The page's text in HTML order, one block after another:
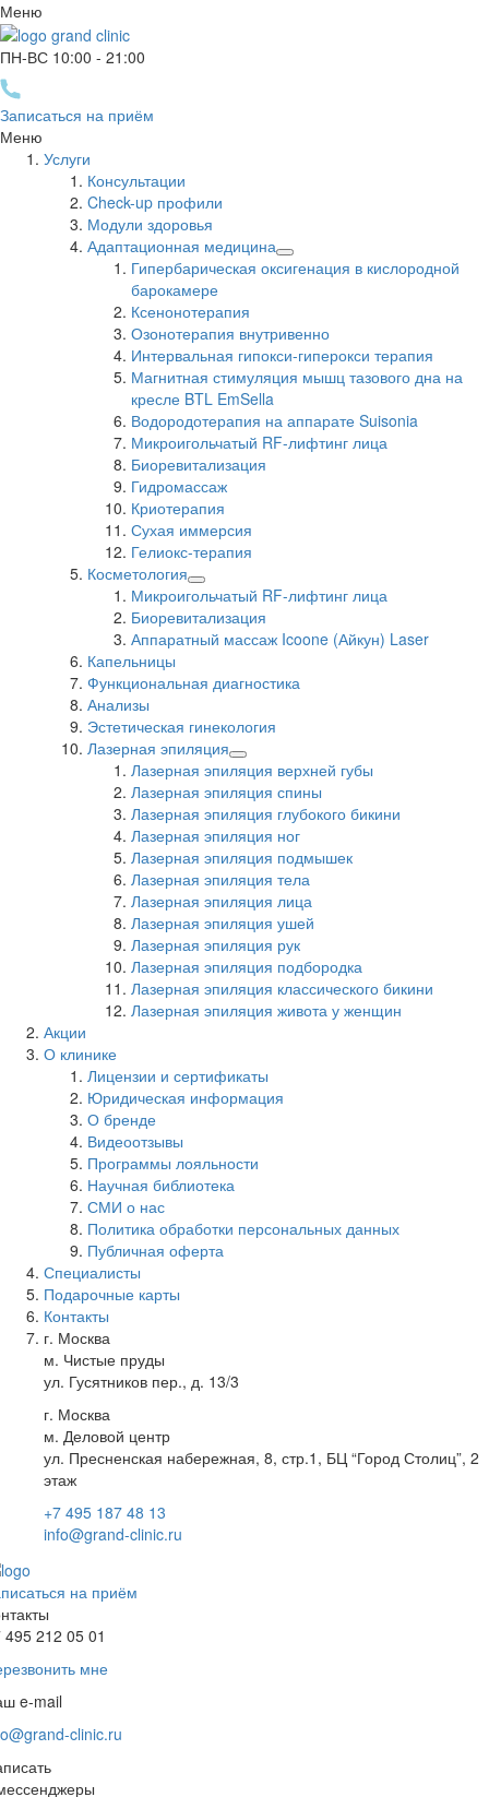
Меню
ПН-ВС 10:00 - 21 :00
Записаться на приём
Меню
Услуги
Консультации
Check-up профили
Модули здоровья
Адаптационная медицина
Гипербарическая оксигенация в кислородной
барокамере
Ксенонотерапия
Озонотерапия внутривенно
Интервальная гипокси-гиперокси терапия
Магнитная стимуляция мышц тазового дна на
кресле BTL EmSella
Водородотерапия на аппарате Suisonia
Микроигольчатый RF-лифтинг лица
Биоревитализация
Гидромассаж
Криотерапия
Сухая иммерсия
Гелиокс-терапия
Косметология
Микроигольчатый RF-лифтинг лица
Биоревитализация
Аппаратный массаж Icoone (Айкун) Laser
Капельницы
Функциональная диагностика
Анализы
Эстетическая гинекология
Лазерная эпиляция
Лазерная эпиляция верхней губы
Лазерная эпиляция спины
Лазерная эпиляция глубокого бикини
Лазерная эпиляция ног
Лазерная эпиляция подмышек
Лазерная эпиляция тела
Лазерная эпиляция лица
Лазерная эпиляция ушей
Лазерная эпиляция рук
Лазерная эпиляция подбородка
Лазерная эпиляция классического бикини
Лазерная эпиляция живота у женщин
Акции
О клинике
Лицензии и сертификаты
Юридическая информация
О бренде
Видеоотзывы
Программы лояльности
Научная библиотека
СМИ о нас
Политика обработки персональных данных
Публичная оферта
Специалисты
Подарочные карты
Контакты
г. Москва
м. Чистые пруды
ул. Гусятников пер., д. 13/3
г. Москва
м. Деловой центр
ул. Пресненская набережная, 8, стр.1, БЦ “Город Столиц”, 2
этаж
+7 495 187 48 13
info@grand-clinic.ru
на приём
495 212 05 01
мне
e-mail
clinic.ru